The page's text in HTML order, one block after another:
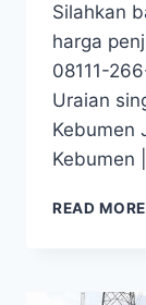
Silahkan
harga
08111-
Uraian
Kebumen
Kebumen
READ MORE